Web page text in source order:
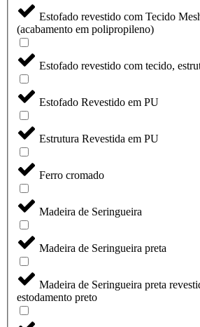
Estofado revestido com Tecido
(acabamento em polipropileno)
Estofado revestido com tecido,
Estofado Revestido em PU
Estrutura Revestida em PU
Ferro cromado
Madeira de Seringueira
Madeira de Seringueira preta
Madeira de Seringueira preta
estodamento preto